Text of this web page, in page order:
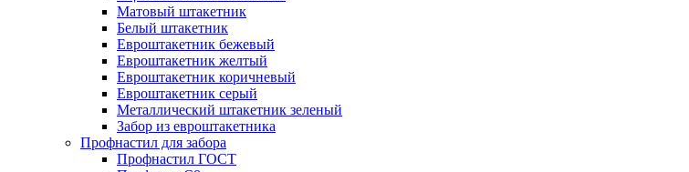
Матовый штакетник
Белый штакетник
Евроштакетник бежевый
Евроштакетник желтый
Евроштакетник коричневый
Евроштакетник серый
Металлический штакетник зеленый
Забор из евроштакетника
Профнастил для забора
Профнастил ГОСТ